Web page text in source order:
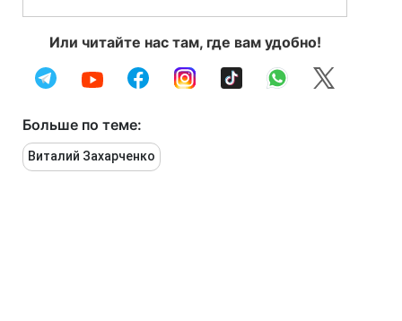
Или читайте нас там, где вам удобно!
Больше по теме:
Виталий Захарченко